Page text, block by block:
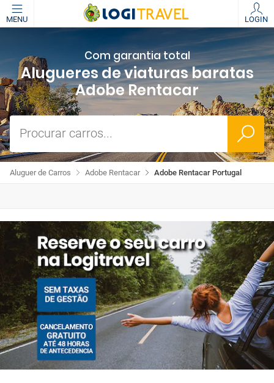
MENU LOGIN
Com garantia total
Alugueres de viaturas baratas
Adobe Rentacar
Procurar carros...
Adobe Rentacar Portugal
Adobe Rentacar
Aluguer de Carros